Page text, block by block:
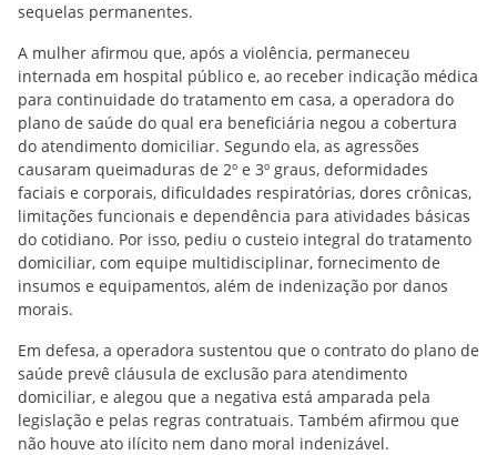
sequelas permanentes.
A mulher afirmou que, após a violência, permaneceu
internada em hospital público e, ao receber indicação médica
para continuidade do tratamento em casa, a operadora do
plano de saúde do qual era beneficiária negou a cobertura
do atendimento domiciliar. Segundo ela, as agressões
causaram queimaduras de 2º e 3º graus, deformidades
faciais e corporais, dificuldades respiratórias, dores crônicas,
limitações funcionais e dependência para atividades básicas
do cotidiano. Por isso, pediu o custeio integral do tratamento
domiciliar, com equipe multidisciplinar, fornecimento de
insumos e equipamentos, além de indenização por danos
morais.
Em defesa, a operadora sustentou que o contrato do plano de
saúde prevê cláusula de exclusão para atendimento
domiciliar, e alegou que a negativa está amparada pela
legislação e pelas regras contratuais. Também afirmou que
não houve ato ilícito nem dano moral indenizável.